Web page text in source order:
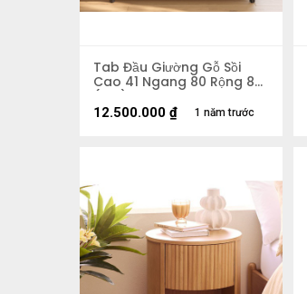
Tab Đầu Giường Gỗ Sồi
Cao 41 Ngang 80 Rộng 80
(cm)
1 năm trước
12.500.000 ₫